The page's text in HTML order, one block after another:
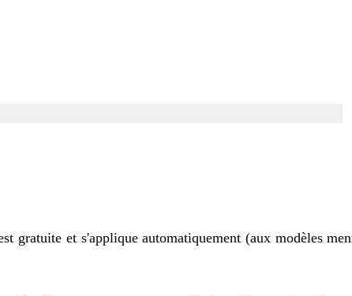
et s'applique automatiquement (aux modèles